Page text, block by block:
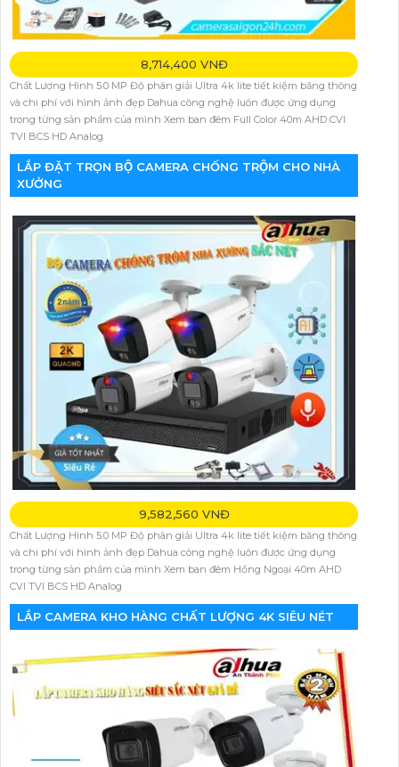
8,714,400 VNĐ
Chất Lượng Hình 5.0 MP Độ phân giải Ultra 4k lite tiết kiệm băng thông
và chi phí với hình ảnh đẹp Dahua công nghệ luôn được ứng dụng
trong từng sản phẩm của mình Xem ban đêm Full Color 40m AHD CVI
TVI BCS HD Analog
LẮP ĐẶT TRỌN BỘ CAMERA CHỐNG TRỘM CHO NHÀ
XƯỞNG
9,582,560 VNĐ
Chất Lượng Hình 5.0 MP Độ phân giải Ultra 4k lite tiết kiệm băng thông
và chi phí với hình ảnh đẹp Dahua công nghệ luôn được ứng dụng
trong từng sản phẩm của mình Xem ban đêm Hồng Ngoại 40m AHD
CVI TVI BCS HD Analog
LẮP CAMERA KHO HÀNG CHẤT LƯỢNG 4K SIÊU NÉT